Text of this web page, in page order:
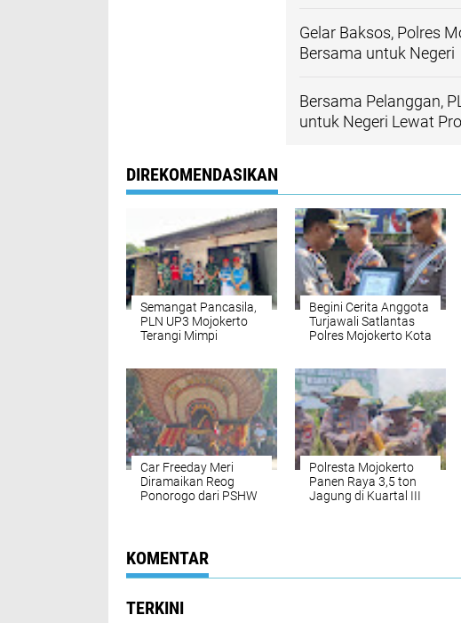
Gelar Baksos, Polres
Bersama untuk Negeri
Bersama Pelanggan,
untuk Negeri Lewat
DIREKOMENDASIKAN
Semangat Pancasila,
PLN UP3 Mojokerto
Terangi Mimpi
Dream di Tiga
Kabupaten
Begini Cerita Anggota
Turjawali Satlantas
Polres Mojokerto Kota
Car Freeday Meri
Diramaikan Reog
Ponorogo dari PSHW
Polresta Mojokerto
Panen Raya 3,5 ton
Jagung di Kuartal III
KOMENTAR
TERKINI